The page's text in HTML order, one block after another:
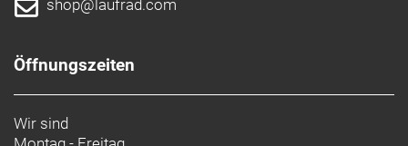
shop@laufrad.com
Öffnungszeiten
Wir sind